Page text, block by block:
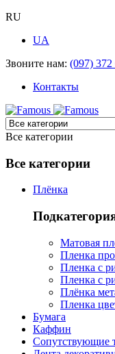
RU
UA
Звоните нам: (097) 372
Контакты
Все категории
Все категории
Плёнка
Матовая
Пленка
Пленка с
Пленка с
Плёнка
Пленка
Бумага
Каффин
Сопутствующие